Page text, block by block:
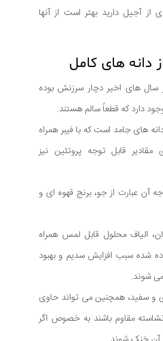
از آجیل دارید بهتر است از آنها
سال های اخیر دچار سرزنش بوده
دارد که قطعاً سالم هستند.
های جامد است که با فیبر همراه
قابل توجه پروتئین نیز
آن عبارت از جو، برنج قهوه ای و
الیاف محلول قابل لمس همراه
شده سبب افزایش سدیم و بهبود
شوند.
و سفید، همچنین می تواند حاوی
مقاوم باشند به خصوص اگر